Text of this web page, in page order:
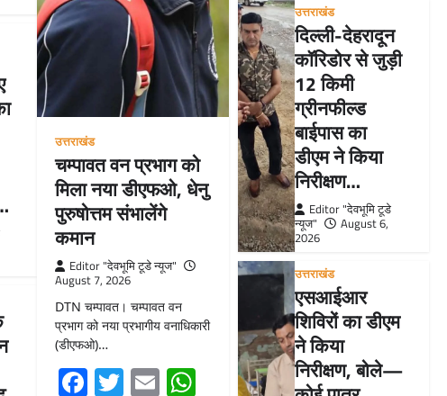
उत्तराखंड
चम्पावत वन प्रभाग को
मिला नया डीएफओ, धेनु
पुरुषोत्तम संभालेंगे
कमान
Editor "देवभूमि टूडे न्यूज"
August 7, 2026
DTN चम्पावत। चम्पावत वन
प्रभाग को नया प्रभागीय वनाधिकारी
(डीएफओ)…
Facebook
Twitter
Email WhatsApp
उत्तराखंड
दिल्ली-देहरादून
कॉरिडोर से जुड़ी
12 किमी
ग्रीनफील्ड
बाईपास का
डीएम ने किया
निरीक्षण…
Editor "देवभूमि टूडे
न्यूज"
August 6,
2026
उत्तराखंड
एसआईआर
शिविरों का डीएम
ने किया
निरीक्षण, बोले—